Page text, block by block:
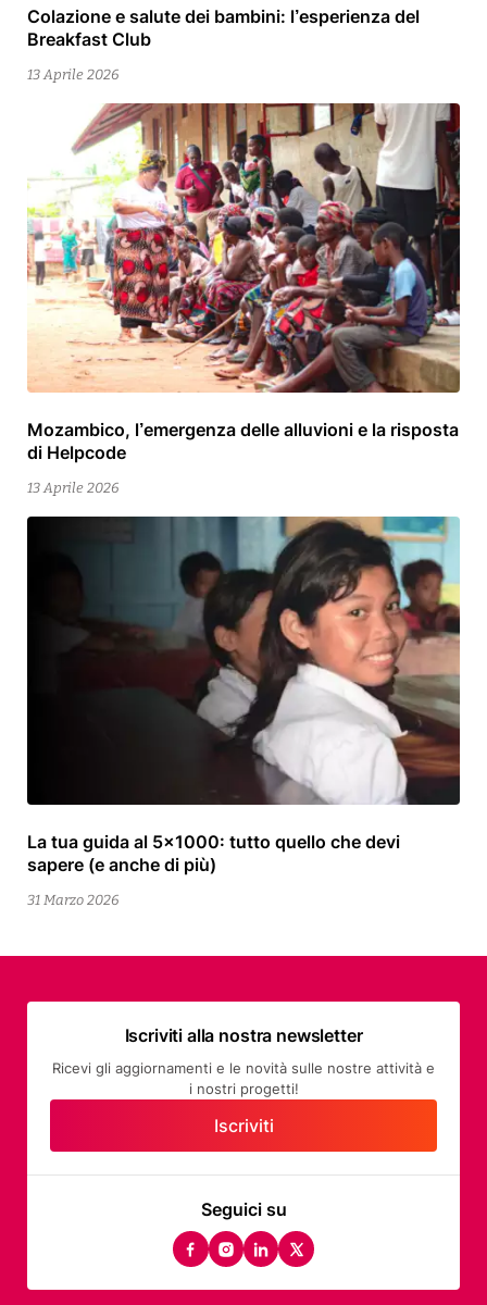
Colazione e salute dei bambini: l’esperienza del
Breakfast Club
13 Aprile 2026
13
Aprile
2026
Mozambico, l’emergenza delle alluvioni e la risposta
di Helpcode
13 Aprile 2026
15
Aprile
2026
La tua guida al 5×1000: tutto quello che devi
sapere (e anche di più)
31 Marzo 2026
13
Aprile
2026
Seguici su
facebook
instagram
linkedin
twitter
Iscriviti alla nostra newsletter
Ricevi gli aggiornamenti e le novità sulle nostre attività e
i nostri progetti!
Iscriviti